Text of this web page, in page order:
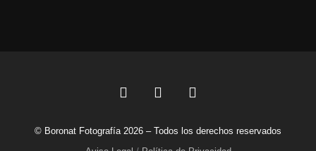
F
e
L
k
I
t
© Boronat Fotografía 2026 – Todos los derechos reservados